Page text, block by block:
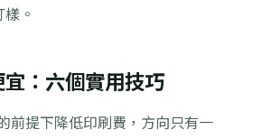
。
：六個實用技巧
前提下降低印刷費，方向只有一